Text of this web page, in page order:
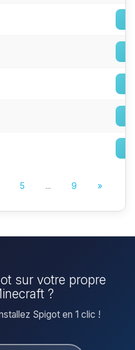
5 ... 9 »
sur votre propre
?
Spigot en 1 clic !